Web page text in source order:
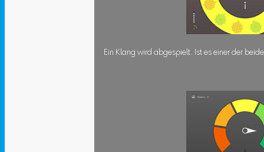
Ein Klang wird abgespielt. Ist es einer der